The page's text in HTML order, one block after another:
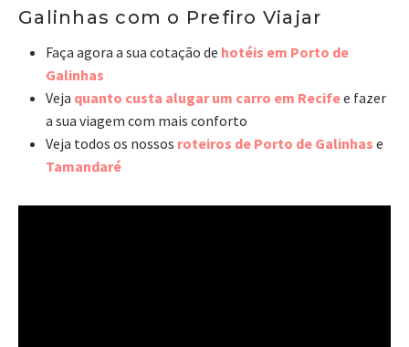
Galinhas com o Prefiro Viajar
Faça agora a sua cotação de hotéis em Porto de
Galinhas
Veja quanto custa alugar um carro em Recifee fazer
a sua viagem com mais conforto
Veja todos os nossos roteiros de Porto de Galinhas e
Tamandaré